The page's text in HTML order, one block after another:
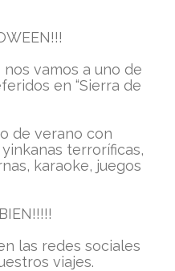
vamos a uno de
en “Sierra de
de verano con
terroríficas,
karaoke, juegos
las redes sociales
viajes.